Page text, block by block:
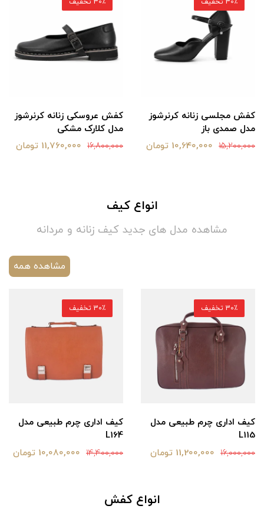
کفش مجلسی زنانه کرنرشوز
مدل صمدی باز
15,200,000 10,640,000 تومان
کفش عروسکی زنانه کرنرشوز
مدل کلارک مشکی
16,800,000 11,760,000 تومان
انواع کیف
مشاهده مدل های جدید کیف زنانه و مردانه
مشاهده همه
کیف اداری چرم طبیعی مدل
L115
16,000,000 11,200,000 تومان
30٪ تخفیف
کیف اداری چرم طبیعی مدل
L164
14,400,000 10,080,000 تومان
30٪ تخفیف
انواع کفش